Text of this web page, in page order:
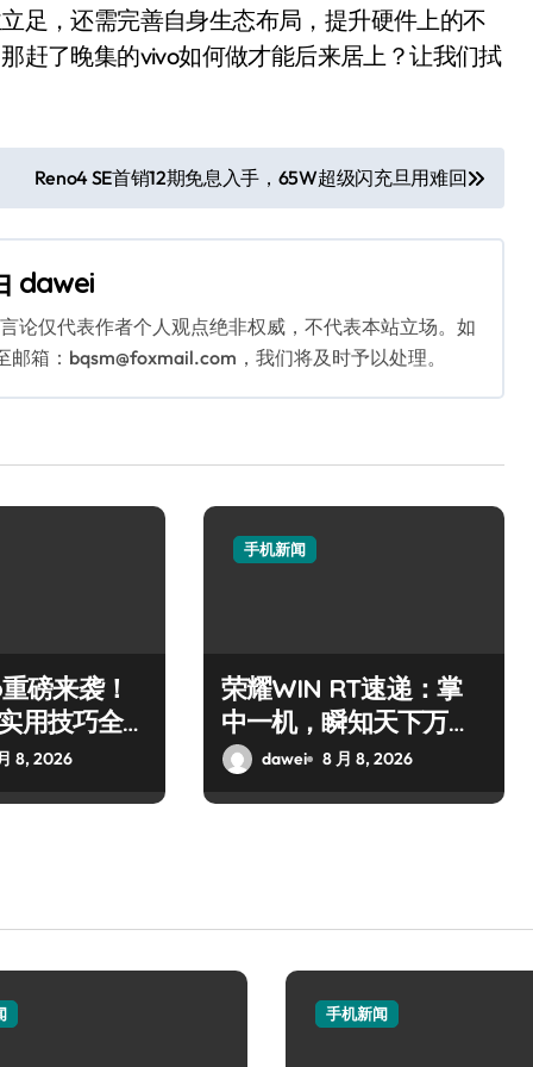
足，还需完善自身生态布局，提升硬件上的不
赶了晚集的vivo如何做才能后来居上？让我们拭
Reno4 SE首销12期免息入手，65W超级闪充旦用难回
dawei
论仅代表作者个人观点绝非权威，不代表本站立场。如
箱：bqsm@foxmail.com，我们将及时予以处理。
磅来袭！
用技巧全
8, 2026
手机新闻
荣耀WIN RT速递：掌
中一机，瞬知天下万象
新！dawei 8 月 8, 2026
手机新闻